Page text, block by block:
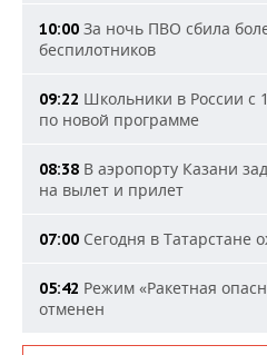
10:00 За ночь ПВО сбила
беспилотников
09:22 Школьники в России с
по новой программе
08:38 В аэропорту Казани
на вылет и прилет
07:00 Сегодня в Татарстане
05:42 Режим «Ракетная
отменен